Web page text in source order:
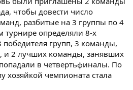
чтобы довести число
разбитые на 3 группы по 4
турнире определяли 8-х
групп, 3 команды,
и 2 лучших команды, занявших
в четвертьфиналы. По
хозяйкой чемпионата стала